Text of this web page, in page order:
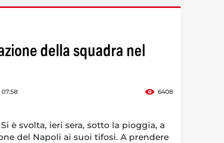
della squadra nel
6408
Si è svolta, ieri sera, sotto la pioggia, a
del Napoli ai suoi tifosi. A prendere